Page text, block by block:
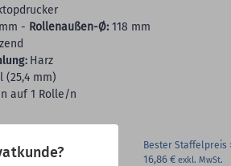
- Rollenaußen-Ø:118 mm
Harz
(25,4 mm)
auf 1 Rolle/n
Bester Staffelpreis
16,86 €